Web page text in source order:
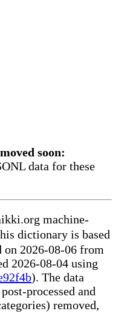
soon:
data for these
machine-
dictionary is based
on 2026-08-06 from
2026-08-04 using
). The data
processed and
removed,